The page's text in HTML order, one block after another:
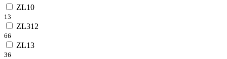
ZL10
13
ZL312
66
ZL13
36